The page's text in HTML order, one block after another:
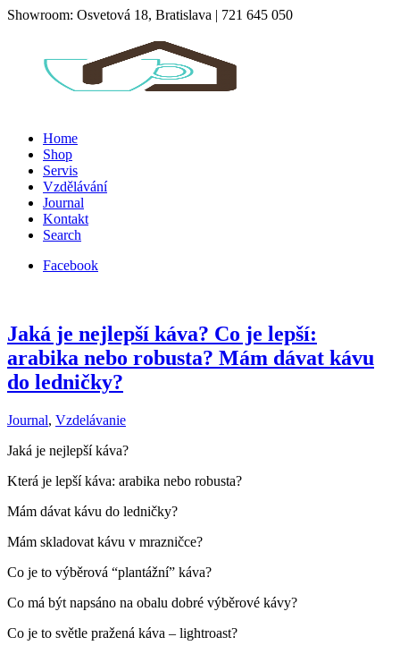
Showroom: Osvetová 18, Bratislava | 721 645 050
Home
Shop
Servis
Vzdělávání
Journal
Kontakt
Search
Facebook
Jaká je nejlepší káva? Co je lepší:
arabika nebo robusta? Mám dávat kávu
do ledničky?
Journal, Vzdelávanie
Jaká je nejlepší káva?
Která je lepší káva: arabika nebo robusta?
Mám dávat kávu do ledničky?
Mám skladovat kávu v mrazničce?
Co je to výběrová “plantážní” káva?
Co má být napsáno na obalu dobré výběrové kávy?
Co je to světle pražená káva – lightroast?